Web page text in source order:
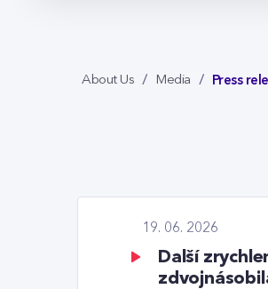
About Us Media Press
19. 06. 2026
Další